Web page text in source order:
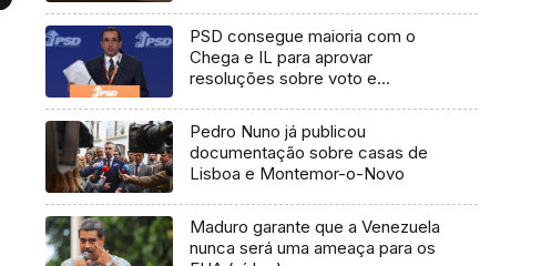
PSD consegue maioria com o
Chega e IL para aprovar
resoluções sobre voto e
Pedro Nuno já publicou
documentação sobre casas de
Lisboa e Montemor-o-Novo
Maduro garante que a Venezuela
nunca será uma ameaça para os